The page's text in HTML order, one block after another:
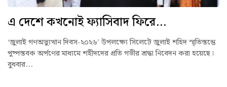
এ দেশে কখনোই ফ্যাসিবাদ ফিরে...
‘জুলাই গণঅভ্যুত্থান দিবস-২০২৬’ উপলক্ষ্যে সিলেটে জুলাই শহিদ স্মৃতিস্তম্ভে
পুষ্পস্তবক অর্পণের মাধ্যমে শহীদদের প্রতি গভীর শ্রদ্ধা নিবেদন করা হয়েছে।
বুধবার...